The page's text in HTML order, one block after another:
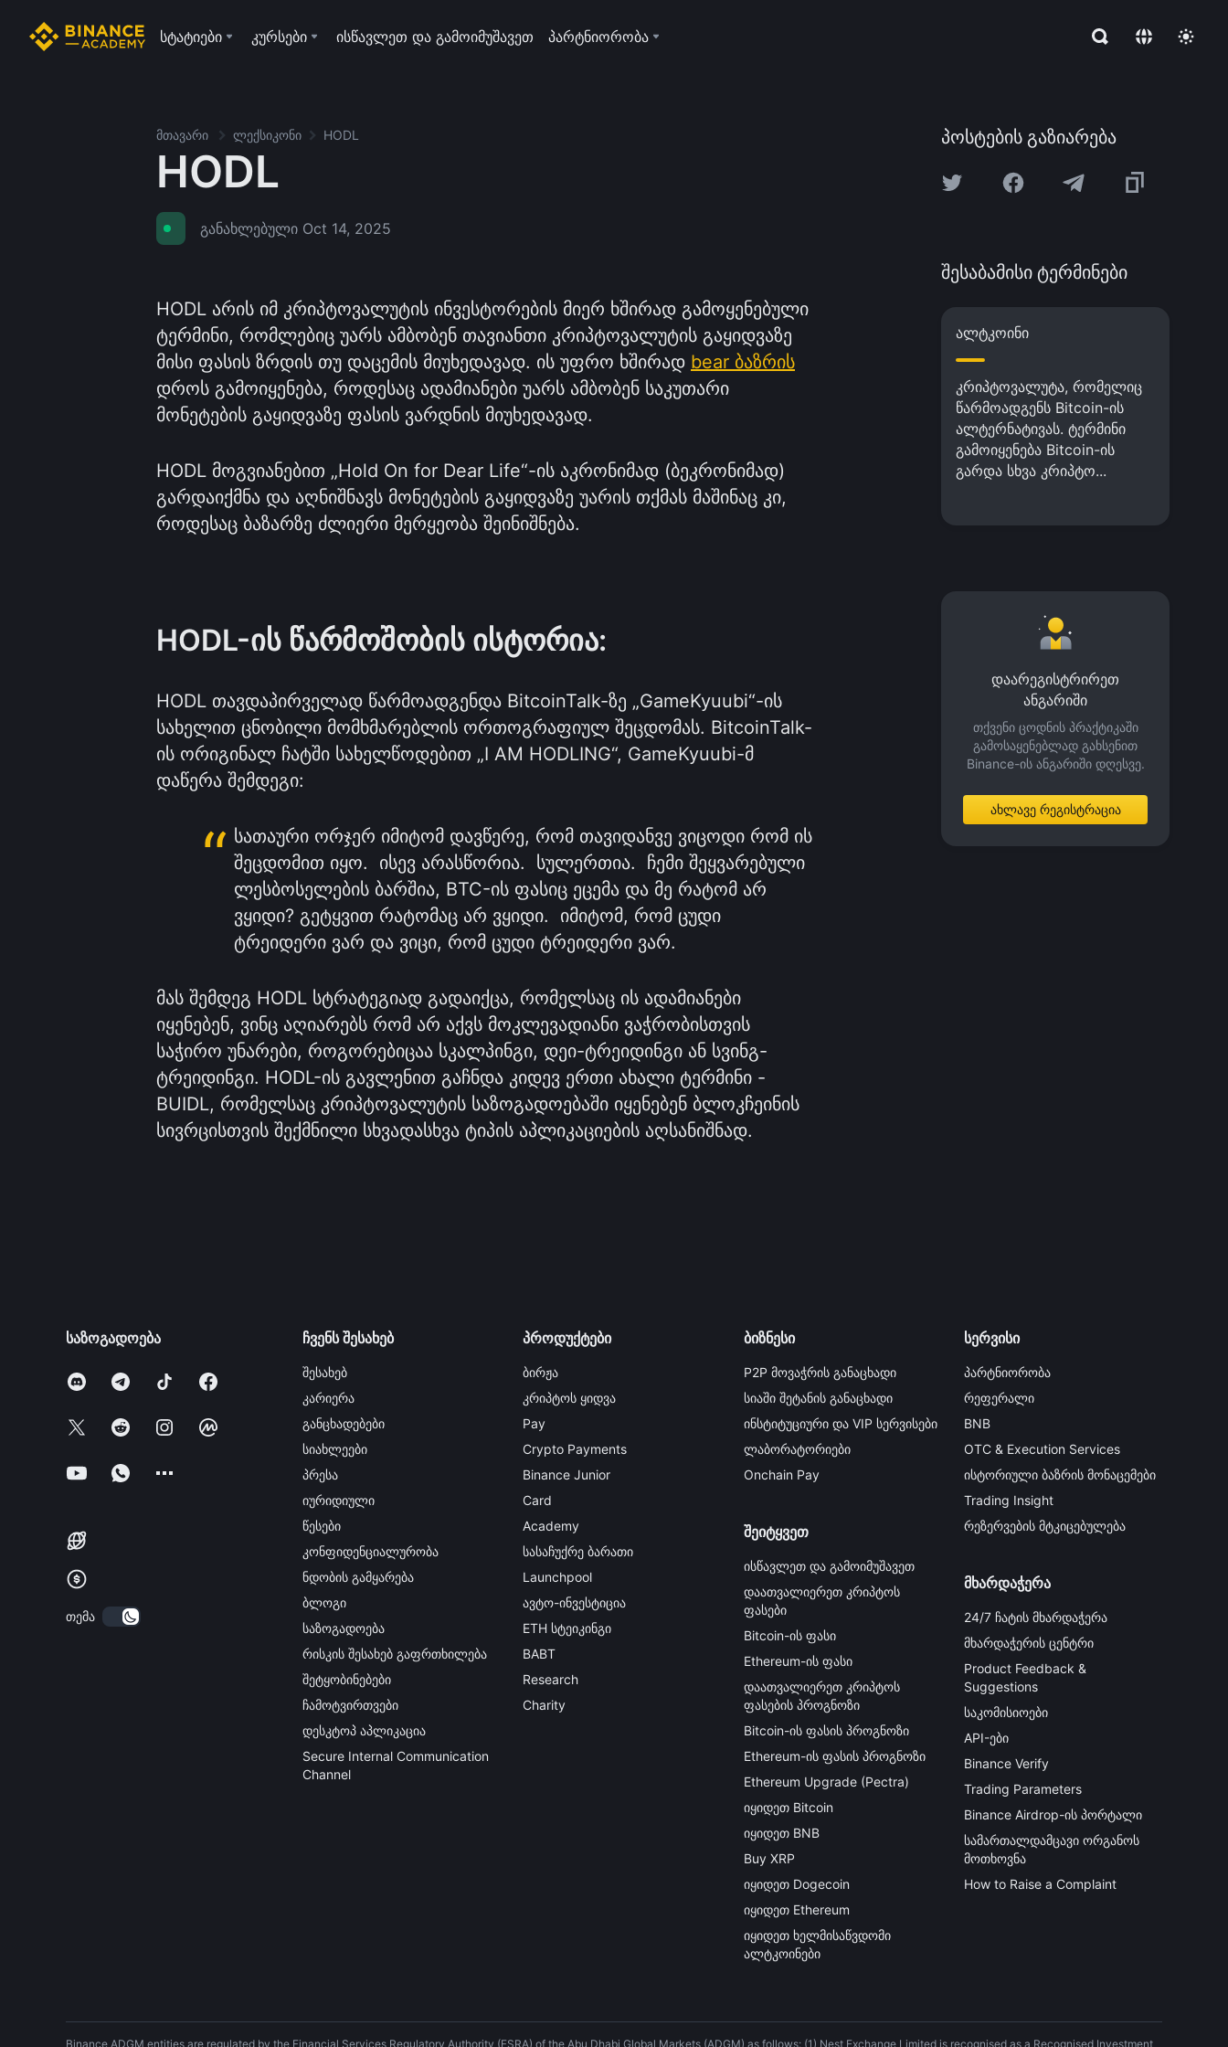
სტატიები კურსები ისწავლეთ და გამოიმუშავეთ პარტნიორობა
მთავარი ლექსიკონი HODL
HODL
განახლებული Oct 14, 2025
HODL არის იმ კრიპტოვალუტის ინვესტორების მიერ ხშირად გამოყენებული
ტერმინი, რომლებიც უარს ამბობენ თავიანთი კრიპტოვალუტის გაყიდვაზე
მისი ფასის ზრდის თუ დაცემის მიუხედავად. ის უფრო ხშირად bear ბაზრის
დროს გამოიყენება, როდესაც ადამიანები უარს ამბობენ საკუთარი
მონეტების გაყიდვაზე ფასის ვარდნის მიუხედავად.
HODL მოგვიანებით „Hold On for Dear Life“-ის აკრონიმად (ბეკრონიმად)
გარდაიქმნა და აღნიშნავს მონეტების გაყიდვაზე უარის თქმას მაშინაც კი,
როდესაც ბაზარზე ძლიერი მერყეობა შეინიშნება.
HODL-ის წარმოშობის ისტორია:
HODL თავდაპირველად წარმოადგენდა BitcoinTalk-ზე „GameKyuubi“-ის
სახელით ცნობილი მომხმარებლის ორთოგრაფიულ შეცდომას. BitcoinTalk-
ის ორიგინალ ჩატში სახელწოდებით „I AM HODLING“, GameKyuubi-მ
დაწერა შემდეგი:
სათაური ორჯერ იმიტომ დავწერე, რომ თავიდანვე ვიცოდი რომ ის
შეცდომით იყო. ისევ არასწორია. სულერთია. ჩემი შეყვარებული
ლესბოსელების ბარშია, BTC-ის ფასიც ეცემა და მე რატომ არ
ვყიდი? გეტყვით რატომაც არ ვყიდი. იმიტომ, რომ ცუდი
ტრეიდერი ვარ და ვიცი, რომ ცუდი ტრეიდერი ვარ.
მას შემდეგ HODL სტრატეგიად გადაიქცა, რომელსაც ის ადამიანები
იყენებენ, ვინც აღიარებს რომ არ აქვს მოკლევადიანი ვაჭრობისთვის
საჭირო უნარები, როგორებიცაა სკალპინგი, დეი-ტრეიდინგი ან სვინგ-
ტრეიდინგი. HODL-ის გავლენით გაჩნდა კიდევ ერთი ახალი ტერმინი -
BUIDL, რომელსაც კრიპტოვალუტის საზოგადოებაში იყენებენ ბლოკჩეინის
სივრცისთვის შექმნილი სხვადასხვა ტიპის აპლიკაციების აღსანიშნად.
პოსტების გაზიარება
შესაბამისი ტერმინები
ალტკოინი
კრიპტოვალუტა, რომელიც
წარმოადგენს Bitcoin-ის
ალტერნატივას. ტერმინი
გამოიყენება Bitcoin-ის
გარდა სხვა კრიპტო...
დაარეგისტრირეთ
ანგარიში
თქვენი ცოდნის პრაქტიკაში
გამოსაყენებლად გახსენით
Binance-ის ანგარიში დღესვე.
ახლავე რეგისტრაცია
საზოგადოება
თემა
ჩვენს შესახებ
შესახებ
კარიერა
განცხადებები
სიახლეები
პრესა
იურიდიული
წესები
კონფიდენციალურობა
ნდობის გამყარება
ბლოგი
საზოგადოება
რისკის შესახებ გაფრთხილება
შეტყობინებები
ჩამოტვირთვები
დესკტოპ აპლიკაცია
Secure Internal Communication
Channel
პროდუქტები
ბირჟა
კრიპტოს ყიდვა
Pay
Crypto Payments
Binance Junior
Card
Academy
სასაჩუქრე ბარათი
Launchpool
ავტო-ინვესტიცია
ETH სტეიკინგი
BABT
Research
Charity
ბიზნესი
P2P მოვაჭრის განაცხადი
სიაში შეტანის განაცხადი
ინსტიტუციური და VIP სერვისები
ლაბორატორიები
Onchain Pay
შეიტყვეთ
ისწავლეთ და გამოიმუშავეთ
დაათვალიერეთ კრიპტოს
ფასები
Bitcoin-ის ფასი
Ethereum-ის ფასი
დაათვალიერეთ კრიპტოს
ფასების პროგნოზი
Bitcoin-ის ფასის პროგნოზი
Ethereum-ის ფასის პროგნოზი
Ethereum Upgrade (Pectra)
იყიდეთ Bitcoin
იყიდეთ BNB
Buy XRP
იყიდეთ Dogecoin
იყიდეთ Ethereum
იყიდეთ ხელმისაწვდომი
ალტკოინები
სერვისი
პარტნიორობა
რეფერალი
BNB
OTC & Execution Services
ისტორიული ბაზრის მონაცემები
Trading Insight
რეზერვების მტკიცებულება
მხარდაჭერა
24/7 ჩატის მხარდაჭერა
მხარდაჭერის ცენტრი
Product Feedback &
Suggestions
საკომისიოები
API-ები
Binance Verify
Trading Parameters
Binance Airdrop-ის პორტალი
სამართალდამცავი ორგანოს
მოთხოვნა
How to Raise a Complaint
Binance ADGM entities are regulated by the Financial Services Regulatory Authority (FSRA) of the Abu Dhabi Global Markets (ADGM) as follows: (1) Nest Exchange Limited is recognised as a Recognised Investment